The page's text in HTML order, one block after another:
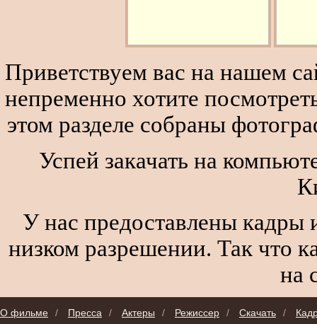
Приветствуем вас на нашем
непременно хотите
этом разделе собраны
Успей закачать на
У нас предоставлены кадры
низком разрешении. Так что
на
О фильме / Пресса / Актеры / Режиссер / Скачать /